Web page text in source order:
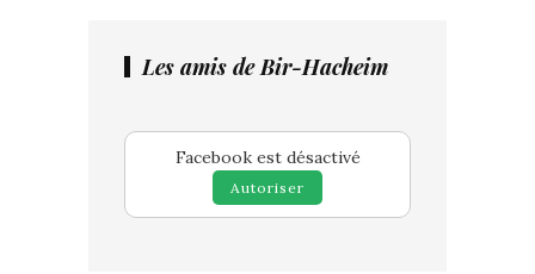
Les amis de Bir-Hacheim
Facebook est désactivé
Autoriser